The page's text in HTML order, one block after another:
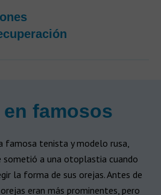
famosos
famosa tenista y modelo rusa,
sometió a una otoplastia cuando
la forma de sus orejas. Antes de
eran más prominentes, pero